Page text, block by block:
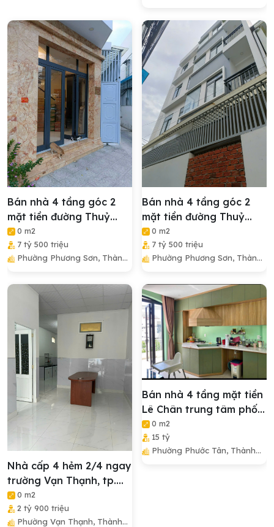
Hòa
Bán nhà 4 tầng góc 2
mặt tiền đường Thuỷ
Xưởng cách biển Nha
Trang 5 phút di chuyển
0 m2
7 tỷ 500 triệu
Phường Phương Sơn, Thành
Hòa
Bán nhà 4 tầng góc 2
mặt tiền đường Thuỷ
Xưởng cách biển Nha
Trang 5 phút di chuyển
0 m2
7 tỷ 500 triệu
Phường Phương Sơn, Thành
Hòa
Nhà cấp 4 hẻm 2/4 ngay
trường Vạn Thạnh, tp.
Nha Trang di chuyển 10
phút tới biển Nha Trang
0 m2
2 tỷ 900 triệu
Phường Vạn Thạnh, Thành
Bán nhà 4 tầng mặt tiền
Lê Chân trung tâm phố
Nha Trang có thang
máy
0 m2
15 tỷ
Phường Phước Tân, Thành